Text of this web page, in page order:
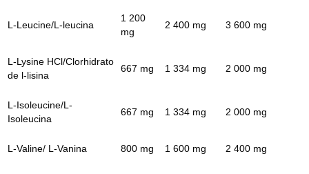
L-Leucine/L-leucina
1 200
mg
2 400 mg 3 600 mg
L-Lysine HCl/Clorhidrato
de l-lisina
667 mg 1 334 mg 2 000 mg
L-Isoleucine/L-
Isoleucina
667 mg 1 334 mg 2 000 mg
L-Valine/ L-Vanina 800 mg 1 600 mg 2 400 mg